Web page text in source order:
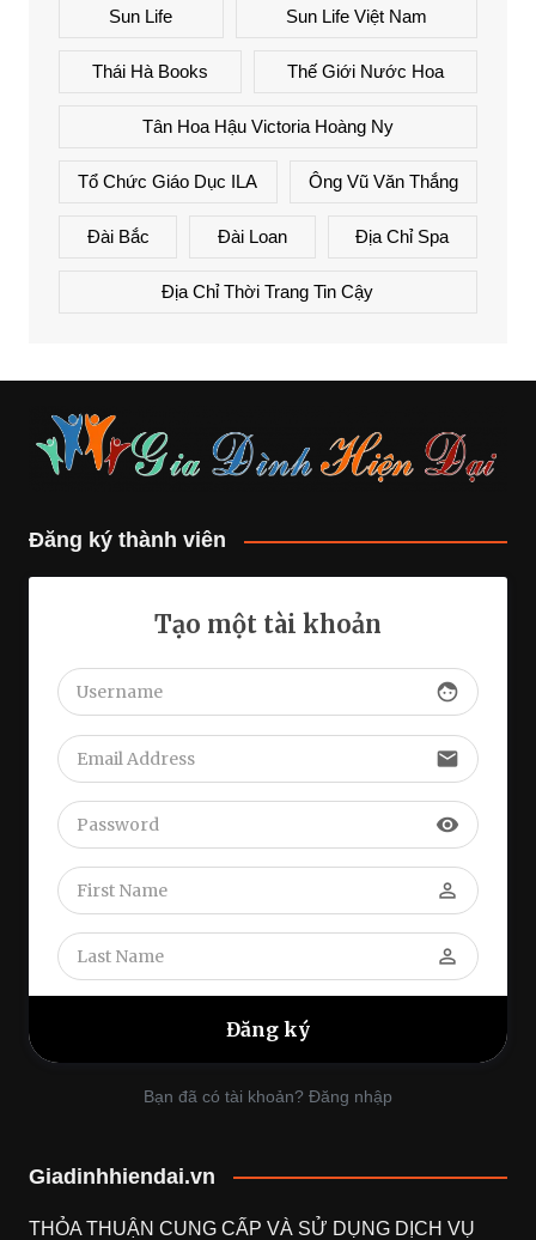
Sun Life Sun Life Việt Nam
Thái Hà Books Thế Giới Nước Hoa
Tân Hoa Hậu Victoria Hoàng Ny
Tổ Chức Giáo Dục ILA Ông Vũ Văn Thắng
Đài Bắc Đài Loan Địa Chỉ Spa
Địa Chỉ Thời Trang Tin Cậy
Đăng ký thành viên
Tạo một tài khoản
face
email
visibility
perm_identity
perm_identity
Bạn đã có tài khoản? Đăng nhập
Giadinhhiendai.vn
THỎA THUẬN CUNG CẤP VÀ SỬ DỤNG DỊCH VỤ